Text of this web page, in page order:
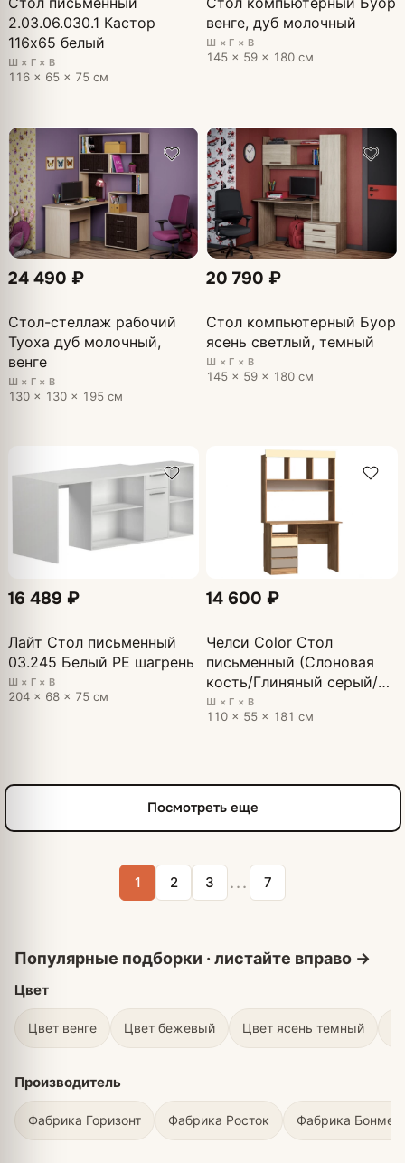
2.03.06.030.1 Кастор
116х65 белый
Ш × Г × В
116 × 65 × 75 см
венге, дуб молочный
Ш × Г × В
145 × 59 × 180 см
24 490 ₽
Стол-стеллаж рабочий
Туоха дуб молочный,
венге
Ш × Г × В
130 × 130 × 195 см
20 790 ₽
Стол компьютерный Буор
ясень светлый, темный
Ш × Г × В
145 × 59 × 180 см
16 489 ₽
Лайт Стол письменный
03.245 Белый PE шагрень
Ш × Г × В
204 × 68 × 75 см
14 600 ₽
Челси Color Стол
письменный (Слоновая
кость/Глиняный серый/
Дуб крафт)
Ш × Г × В
110 × 55 × 181 см
Посмотреть еще
1 2 3 ... 7
Цвет
Цвет венге Цвет бежевый Цвет ясень темный
Производитель
Фабрика Горизонт Фабрика Росток Фабрика